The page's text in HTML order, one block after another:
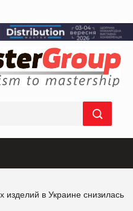
в Украине снизилась